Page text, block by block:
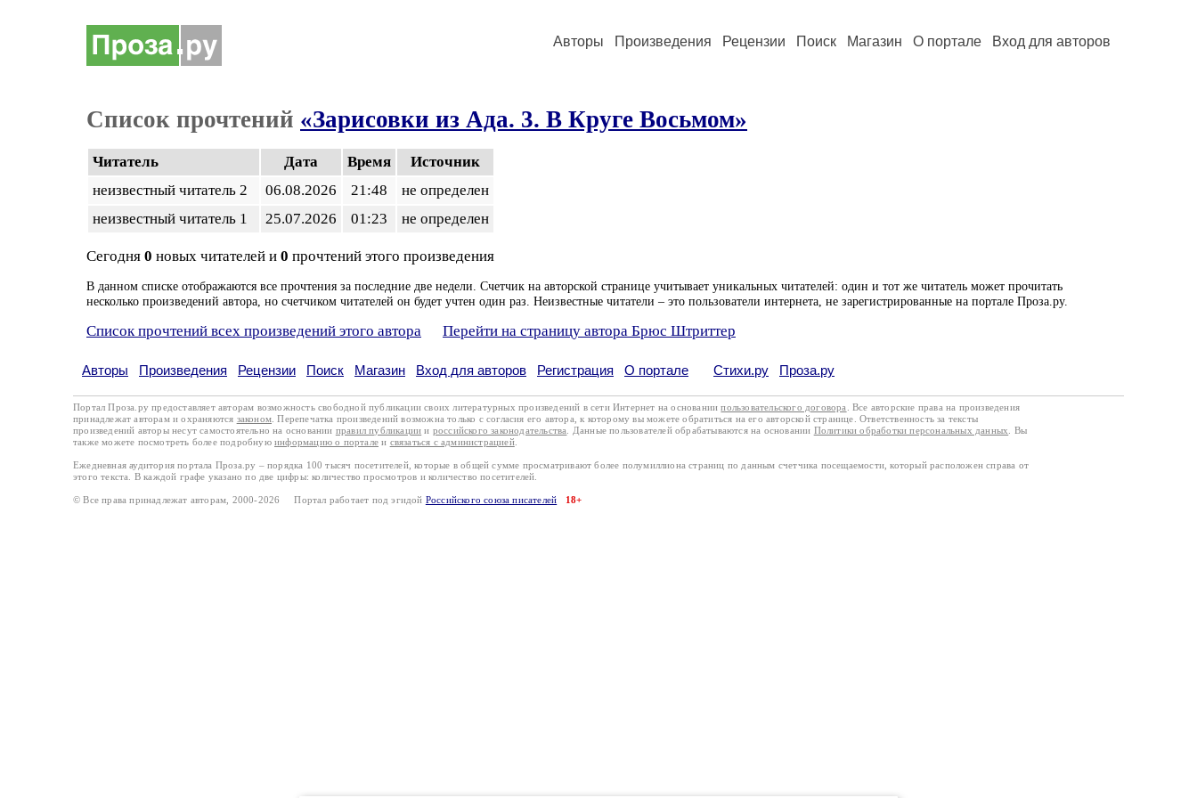
Авторы Произведения Рецензии Поиск Магазин О портале Вход для авторов
Список прочтений «Зарисовки из Ада. 3. В Круге Восьмом»
Читатель Дата Время
Источник
неизвестный читатель 2
06.08.2026 21:48
не определен
неизвестный читатель 1
25.07.2026 01:23 не определен
Сегодня 0 новых читателей и 0 прочтений этого произведения
В данном списке отображаются все прочтения за последние две недели. Счетчик на авторской странице учитывает уникальных читателей: один и тот же читатель может прочитать
несколько произведений автора, но счетчиком читателей он будет учтен один раз. Неизвестные читатели – это пользователи интернета, не зарегистрированные на портале Проза.ру.
Список прочтений всех произведений этого автора Перейти на страницу автора Брюс Штриттер
Авторы Произведения Рецензии Поиск Магазин Вход для авторов Регистрация О портале Стихи.ру Проза.ру
Портал Проза.ру предоставляет авторам возможность свободной публикации своих литературных произведений в сети Интернет на основаниипользовательского договора
. Все авторские права на произведения
принадлежат авторам и охраняются законом . Перепечатка произведений возможна только с согласия его автора, к которому вы можете обратиться на его авторской странице. Ответственность за тексты
произведений авторы несут самостоятельно на основании правил публикации и российского законодательства . Данные пользователей обрабатываются на основании Политики обработки персональных данных
. Вы
также можете посмотреть более подробную информацию о портале и связаться с администрацией.
Ежедневная аудитория портала Проза.ру – порядка 100 тысяч посетителей, которые в общей сумме просматривают более полумиллиона страниц по данным счетчика посещаемости, который расположен справа от
этого текста. В каждой графе указано по две цифры: количество просмотров и количество посетителей.
© Все права принадлежат авторам, 2000-2026 Портал работает под эгидой Российского союза писателей 18+